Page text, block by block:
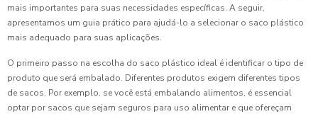
mais importantes para suas necessidades específicas. A seguir,
apresentamos um guia prático para ajudá-lo a selecionar o saco plástico
mais adequado para suas aplicações.
O primeiro passo na escolha do saco plástico ideal é identificar o tipo de
produto que será embalado. Diferentes produtos exigem diferentes tipos
de sacos. Por exemplo, se você está embalando alimentos, é essencial
optar por sacos que sejam seguros para uso alimentar e que ofereçam